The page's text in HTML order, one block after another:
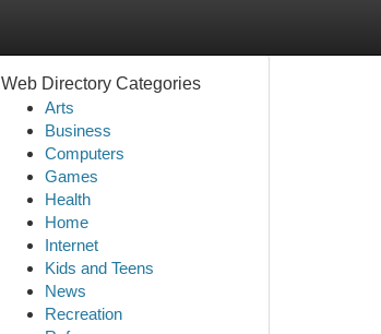
Web Directory Categories
Arts
Business
Computers
Games
Health
Home
Internet
Kids and Teens
News
Recreation